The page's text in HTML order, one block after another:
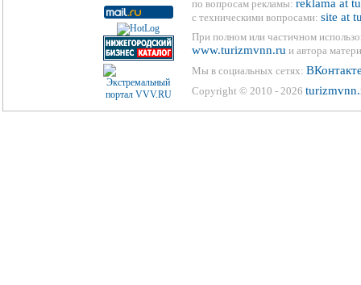
по вопросам рекламы: reklama at
с техническими вопросами: site at
При полном или частичном
www.turizmvnn.ru и автора
Мы в социальных сетях:
Copyright © 2010 - 2026